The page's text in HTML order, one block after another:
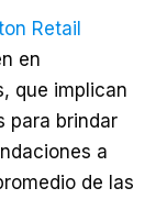
Retail
en
que implican
para brindar
a
de las